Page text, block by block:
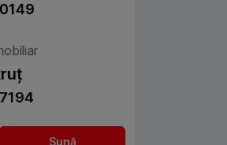
Sună